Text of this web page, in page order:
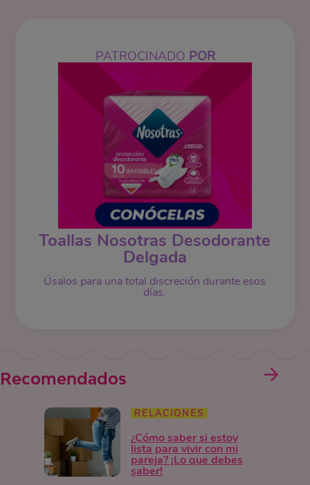
PATROCINADO POR
Toallas Nosotras Desodorante
Delgada
Úsalos para una total discreción durante esos
días.
Recomendados
RELACIONES
¿Cómo saber si estoy
lista para vivir con mi
pareja? ¡Lo que debes
saber!